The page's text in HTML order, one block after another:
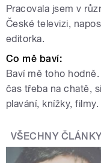
Pracovala jsem v
České televizi,
editorka.
Co mě baví:
Baví mě toho
čas třeba na chatě,
plavání, knížky, filmy.
VŠECHNY